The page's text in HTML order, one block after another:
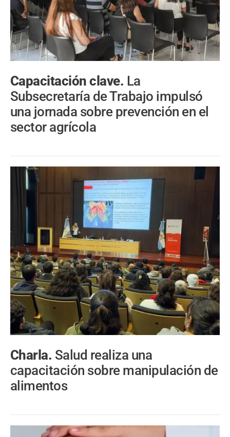
Capacitación clave. La
Subsecretaría de Trabajo impulsó
una jornada sobre prevención en el
sector agrícola
Charla. Salud realiza una
capacitación sobre manipulación de
alimentos